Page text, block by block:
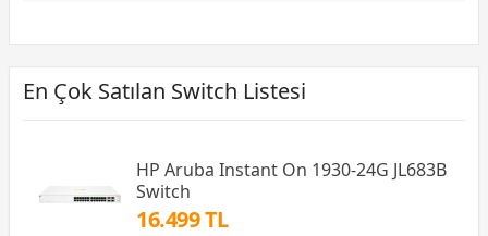
En Çok Satılan Switch Listesi
HP Aruba Instant On 1930-24G JL683B
Switch
16.499 TL